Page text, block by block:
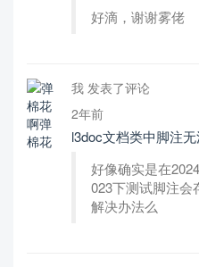
好滴，谢谢雾佬
我 发表了评论
2年前
l3doc文档类中脚注
好像确实是在
023下测试脚注会
解决办法么